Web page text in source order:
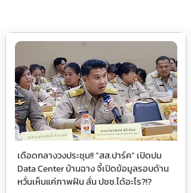
เดือดกลางวงประชุม!! “สส.ปาร์ค” เปิดปม
Data Center บ้านฉาง จี้เปิดข้อมูลรอบด้าน
หวั่นเห็นแค่ภาพฝัน ลั่น ปชช.ได้อะไร?!?